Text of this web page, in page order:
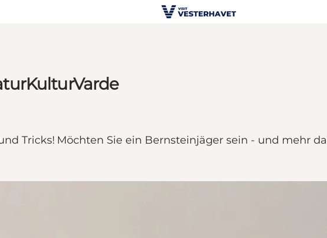
Tricks! Möchten Sie ein Bernsteinjäger sein - und mehr